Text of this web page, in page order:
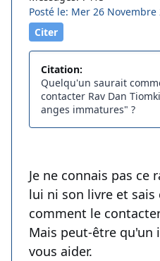
Posté le: Mer 26 Novembre
Citer
Citation:
Quelqu'un saurait
contacter Rav Dan
anges immatures" ?
Je ne connais pas ce
lui ni son livre et sais
comment le
Mais peut-être qu'un
vous aider.